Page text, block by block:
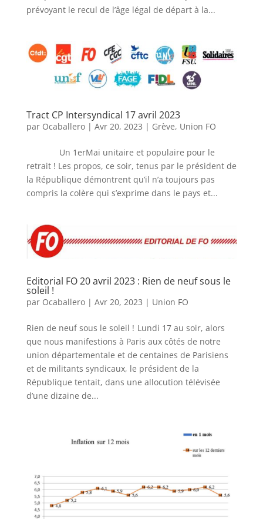
prévoyant le recul de l’âge légal de départ à la...
Tract CP Intersyndical 17 avril 2023
par Ocaballero| Avr 20, 2023 | Grève, Union FO
Un 1erMai unitaire et populaire pour le
retrait ! Les propos, ce soir, tenus par le président de
la République démontrent qu’il n’a toujours pas
compris la colère qui s’exprime dans le pays et...
Editorial FO 20 avril 2023 : Rien de neuf sous le
soleil !
par Ocaballero| Avr 20, 2023 | Union FO
Rien de neuf sous le soleil ! Lundi 17 au soir, alors
que nous manifestions à Paris aux côtés de notre
union départementale et de centaines de Parisiens
et de militants syndicaux, le président de la
République tentait, dans une allocution télévisée
d’une dizaine de...